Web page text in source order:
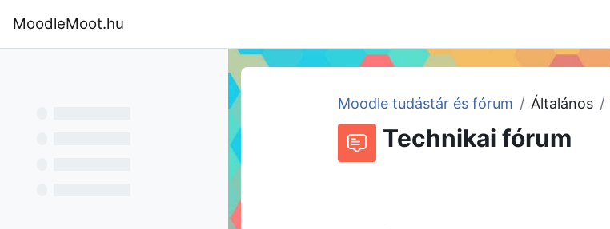
MoodleMoot.hu
Moodle tudástár és fórum Általános
Technikai fórum